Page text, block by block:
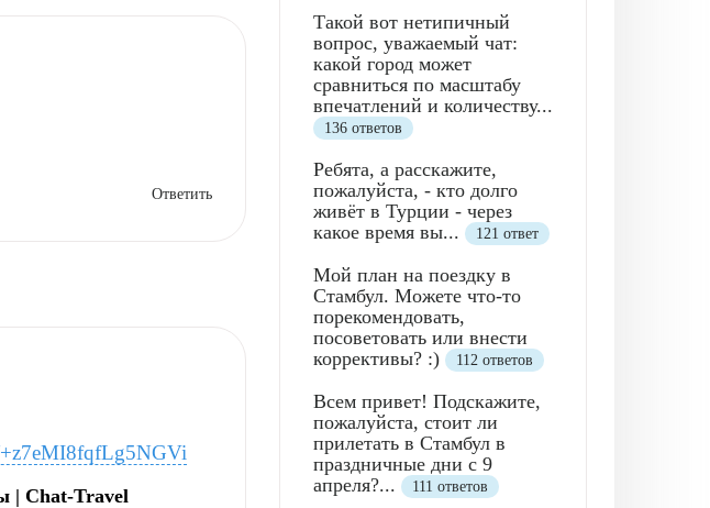
Ответить
| Chat-Travel
Такой вот нетипичный
вопрос, уважаемый чат:
какой город может
сравниться по масштабу
впечатлений и количеству...
136 ответов
Ребята, а расскажите,
пожалуйста, - кто долго
живёт в Турции - через
какое время вы...
121 ответ
Мой план на поездку в
Стамбул. Можете что-то
порекомендовать,
посоветовать или внести
коррективы? :)
112 ответов
Всем привет! Подскажите,
пожалуйста, стоит ли
прилетать в Стамбул в
праздничные дни с 9
апреля?...
111 ответов